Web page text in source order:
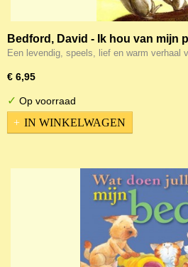
Bedford, David - Ik hou van mijn
Een levendig, speels, lief en warm verhaal
€ 6,95
✓ Op voorraad
IN WINKELWAGEN